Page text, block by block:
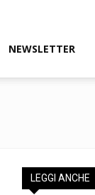
NEWSLETTER
LEGGI ANCHE